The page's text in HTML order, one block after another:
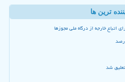
ترین ها
خارجه از درگاه ملی مجوزها
شد